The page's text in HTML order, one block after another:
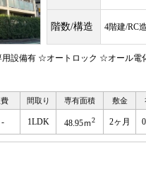
階数/構造 4階建/RC
設備有 ☆オートロック ☆オール
間取り 専有面積 敷金
- 1LDK 48.95ｍ2 2ヶ月